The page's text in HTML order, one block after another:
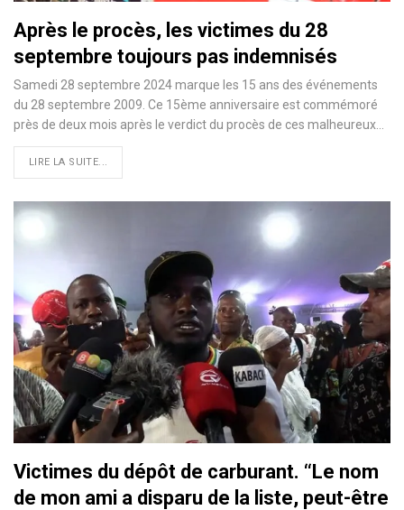
Après le procès, les victimes du 28
septembre toujours pas indemnisés
Samedi 28 septembre 2024 marque les 15 ans des événements
du 28 septembre 2009. Ce 15ème anniversaire est commémoré
près de deux mois après le verdict du procès de ces malheureux…
LIRE LA SUITE...
Victimes du dépôt de carburant. ‘‘Le nom
de mon ami a disparu de la liste, peut-être